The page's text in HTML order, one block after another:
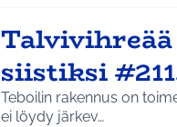
siistiksi
Teboilin rakennus on
ei löydy järkev…